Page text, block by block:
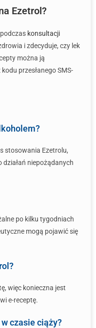
Ezetrol?
konsultacji
i zdecyduje, czy lek
można ją
przesłanego SMS-
stosowania Ezetrolu,
niepożądanych
po kilku tygodniach
mogą pojawić się
więc konieczna jest
e-receptę.
czasie ciąży?